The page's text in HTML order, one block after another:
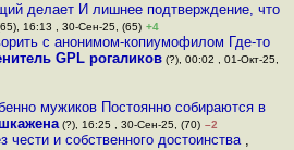
делает И лишнее подтверждение, что
16:13 , 30-Сен-25, (65) +4
с анонимом-копиумофилом Где-то
GPL рогаликов(?), 00:02 , 01-Окт-25,
мужиков Постоянно собираются в
(?), 16:25 , 30-Сен-25, (70) –2
и собственного достоинства ,